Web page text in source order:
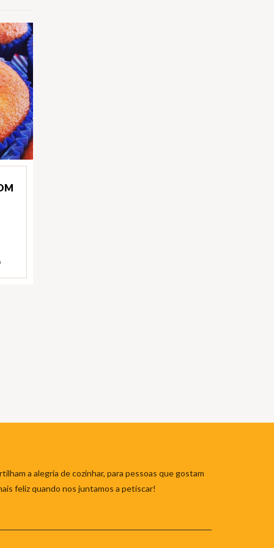
a alegria de cozinhar, para pessoas que gostam
feliz quando nos juntamos a petiscar!